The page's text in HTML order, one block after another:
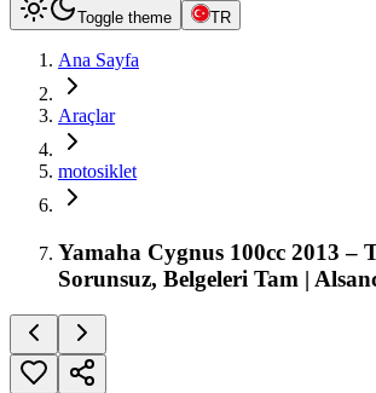
Toggle theme TR
Ana Sayfa
Araçlar
motosiklet
Yamaha Cygnus 100cc 2013 –
Sorunsuz, Belgeleri Tam |